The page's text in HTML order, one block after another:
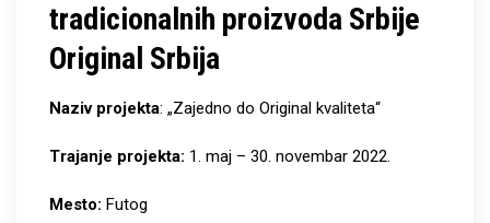
tradicionalnih proizvoda Srbije
Original Srbija
Naziv projekta: „Zajedno do Original kvaliteta“
Trajanje projekta: 1. maj – 30. novembar 2022.
Mesto: Futog